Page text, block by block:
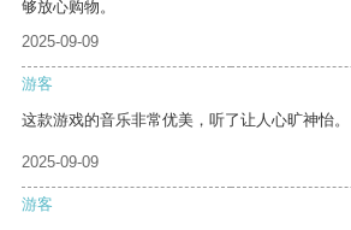
够放心购物。
2025-09-09
游客
这款游戏的音乐非常优美，听了让人心旷神怡。
2025-09-09
游客